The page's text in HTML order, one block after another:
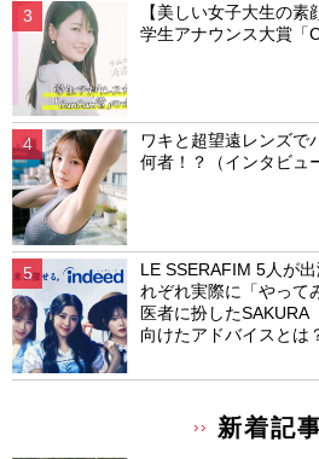
【美しい女子大生の素
学生アナウンス大賞「
ワキと超望遠レンズで
何者！？（インタビュ
LE SSERAFIM 5人が
れぞれ実際に「やって
医者に扮したSAKURA
向けたアドバイスとは
新着記